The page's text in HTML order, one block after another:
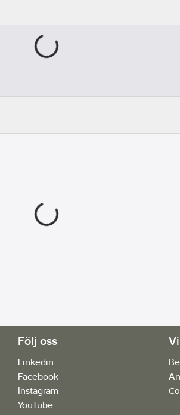
Följ oss
Linkedin
Facebook
Instagram
YouTube